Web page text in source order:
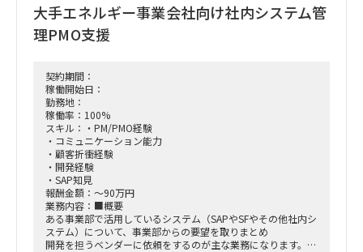
大手エネルギー事業会社向け社内システム管
理PMO支援
契約期間：
稼働開始日：
勤務地：
稼働率：100%
スキル：・PM/PMO経験
・コミュニケーション能力
・顧客折衝経験
・開発経験
・SAP知見
報酬金額：～90万円
業務内容：■概要
ある事業部で活用しているシステム（SAPやSFやその他社内シ
ステム）について、事業部からの要望を取りまとめ
開発を担うベンダーに依頼をするのが主な業務になります。